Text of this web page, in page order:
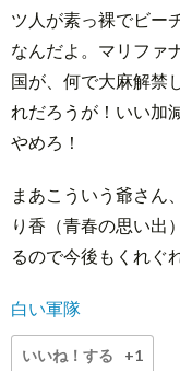
ツ人が素っ裸でビー
なんだよ。マリファ
国が、何で大麻解禁
れだろうが！いい加
やめろ！
まあこういう爺さん
り香（青春の思い出
るので今後もくれぐ
白い軍隊
いいね！する +1